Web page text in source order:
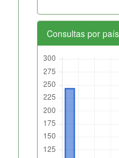
Consultas por